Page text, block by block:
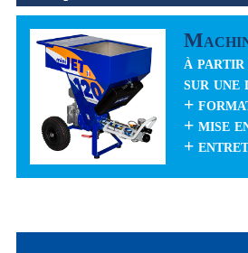
à partir
sur une
+
+ mise
+